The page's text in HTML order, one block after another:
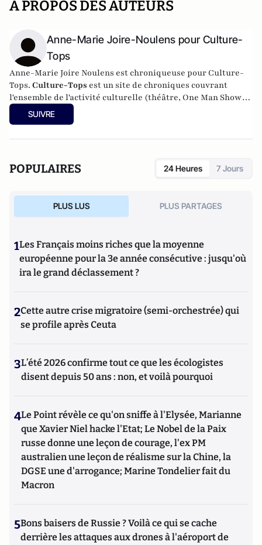
A PROPOS DES AUTEURS
Anne-Marie Joire-Noulens pour Culture-
Tops
Anne-Marie Joire Noulens est chroniqueuse pour Culture-
Tops. Culture-Tops est un site de chroniques couvrant
l'ensemble de l'activité culturelle (théâtre, One Man Shows,
opéras, ballets, spectacles divers, cinéma, expos, livres,
etc.). Culture-Tops a été créé en novembre 2013 par Jacques
SUIVRE
POPULAIRES 24 Heures 7 Jours
PLUS LUS PLUS PARTAGES
1Les Français moins riches que la moyenne
européenne pour la 3e année consécutive : jusqu'où
ira le grand déclassement ?
2Cette autre crise migratoire (semi-orchestrée) qui
se profile après Ceuta
3L’été 2026 confirme tout ce que les écologistes
disent depuis 50 ans : non, et voilà pourquoi
4Le Point révèle ce qu'on sniffe à l'Elysée, Marianne
que Xavier Niel hacke l'Etat; Le Nobel de la Paix
russe donne une leçon de courage, l'ex PM
australien une leçon de réalisme sur la Chine, la
DGSE une d'arrogance; Marine Tondelier fait du
Macron
5Bons baisers de Russie ? Voilà ce qui se cache
derrière les attaques aux drones à l'aéroport de